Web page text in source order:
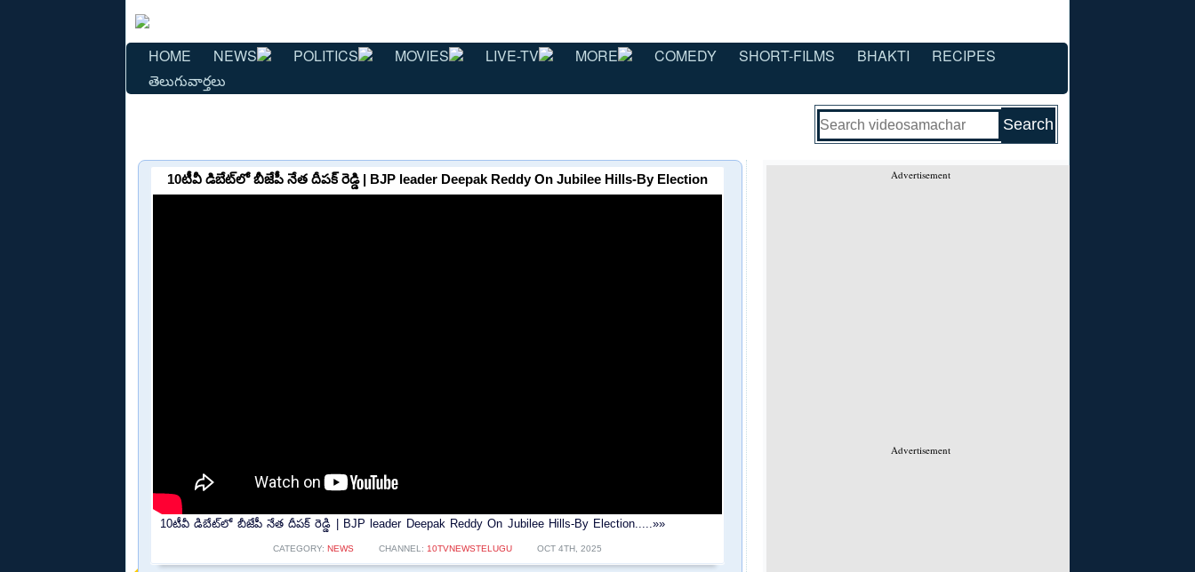
HOME NEWS POLITICS MOVIES LIVE-TV MORE COMEDY SHORT-FILMS BHAKTI
RECIPES
తెలుగువార్తలు
Advertisement
Advertisement
10టీవీ డిబేట్‌లో బీజేపీ నేత దీప‌క్ రెడ్డి | BJP leader Deepak Reddy On Jubilee Hills-By Election
10టీవీ డిబేట్‌లో బీజేపీ నేత దీప‌క్ రెడ్డి | BJP leader Deepak Reddy On Jubilee Hills-By Election.....»»
CATEGORY: NEWS CHANNEL: 10TVNEWSTELUGU OCT 4TH, 2025